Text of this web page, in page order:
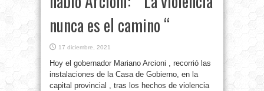
nunca es el camino “
17 diciembre, 2021
Hoy el gobernador Mariano Arcioni , recorrió las
instalaciones de la Casa de Gobierno, en la
capital provincial , tras los hechos de violencia